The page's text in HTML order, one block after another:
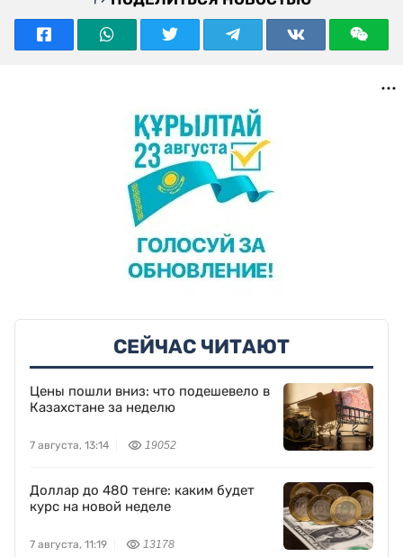
СЕЙЧАС ЧИТАЮТ
Цены пошли вниз: что подешевело в
Казахстане за неделю
7 августа, 13:14 19052
Доллар до 480 тенге: каким будет
курс на новой неделе
7 августа, 11:19 13178